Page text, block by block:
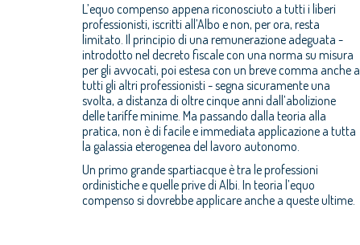
L’equo compenso appena riconosciuto a tutti i liberi
professionisti, iscritti all’Albo e non, per ora, resta
limitato. Il principio di una remunerazione adeguata -
introdotto nel decreto fiscale con una norma su misura
per gli avvocati, poi estesa con un breve comma anche a
tutti gli altri professionisti - segna sicuramente una
svolta, a distanza di oltre cinque anni dall’abolizione
delle tariffe minime. Ma passando dalla teoria alla
pratica, non è di facile e immediata applicazione a tutta
la galassia eterogenea del lavoro autonomo.
Un primo grande spartiacque è tra le professioni
ordinistiche e quelle prive di Albi. In teoria l’equo
compenso si dovrebbe applicare anche a queste ultime.